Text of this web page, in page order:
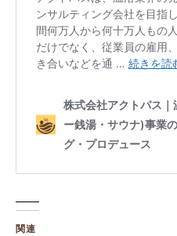
関連